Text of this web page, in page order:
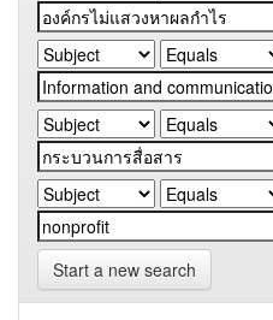
Start a new search